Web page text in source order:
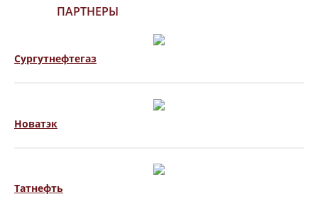
ПАРТНЕРЫ
Сургутнефтегаз
Новатэк
Татнефть